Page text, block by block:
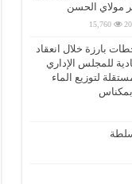
مولاي الحسن
15,760
بارزة خلال انعقاد
للمجلس الإداري
لتوزيع الماء
بمكناس